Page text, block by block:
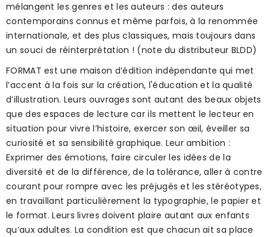
mélangent les genres et les auteurs : des auteurs
contemporains connus et même parfois, à la renommée
internationale, et des plus classiques, mais toujours dans
un souci de réinterprétation ! (note du distributeur BLDD)
FORMAT est une maison d’édition indépendante qui met
l’accent à la fois sur la création, l'éducation et la qualité
d’illustration. Leurs ouvrages sont autant des beaux objets
que des espaces de lecture car ils mettent le lecteur en
situation pour vivre l’histoire, exercer son œil, éveiller sa
curiosité et sa sensibilité graphique. Leur ambition :
Exprimer des émotions, faire circuler les idées de la
diversité et de la différence, de la tolérance, aller à contre
courant pour rompre avec les préjugés et les stéréotypes,
en travaillant particulièrement la typographie, le papier et
le format. Leurs livres doivent plaire autant aux enfants
qu’aux adultes. La condition est que chacun ait sa place